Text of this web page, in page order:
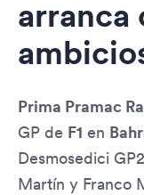
arranca
Prima Pramac
GP de F1 en
Desmosedici
Martín y Franco